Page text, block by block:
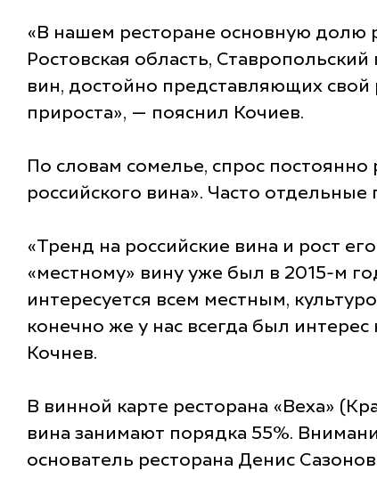
«В нашем ресторане основную долю
Ростовская область,
вин, достойно представляющих свой
прироста», — пояснил Кочиев.
По словам сомелье, спрос
российского вина». Часто
«Тренд на российские вина и рост
«местному» вину уже был в 2015-м
интересуется всем местным,
конечно же у нас всегда был
Кочнев.
В винной карте ресторана «Веха»
вина занимают порядка 55%.
основатель ресторана Денис